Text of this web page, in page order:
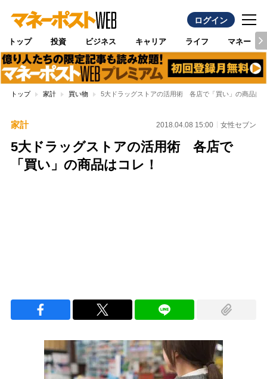
ログイン
トップ 投資 ビジネス キャリア ライフ マネー
トップ 家計 買い物 5大ドラッグストアの活用術 各店で「買い」の商品は
家計 2018.04.08 15:00 女性セブン
5大ドラッグストアの活用術 各店で
「買い」の商品はコレ！